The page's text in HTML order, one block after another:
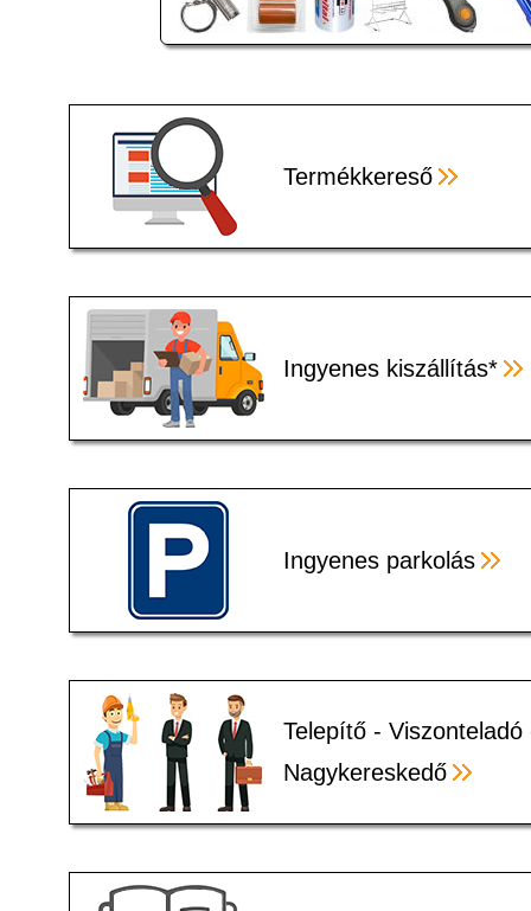
Termékkereső
Ingyenes kiszállítás*
Ingyenes parkolás
Telepítő - Viszonteladó
Nagykereskedő